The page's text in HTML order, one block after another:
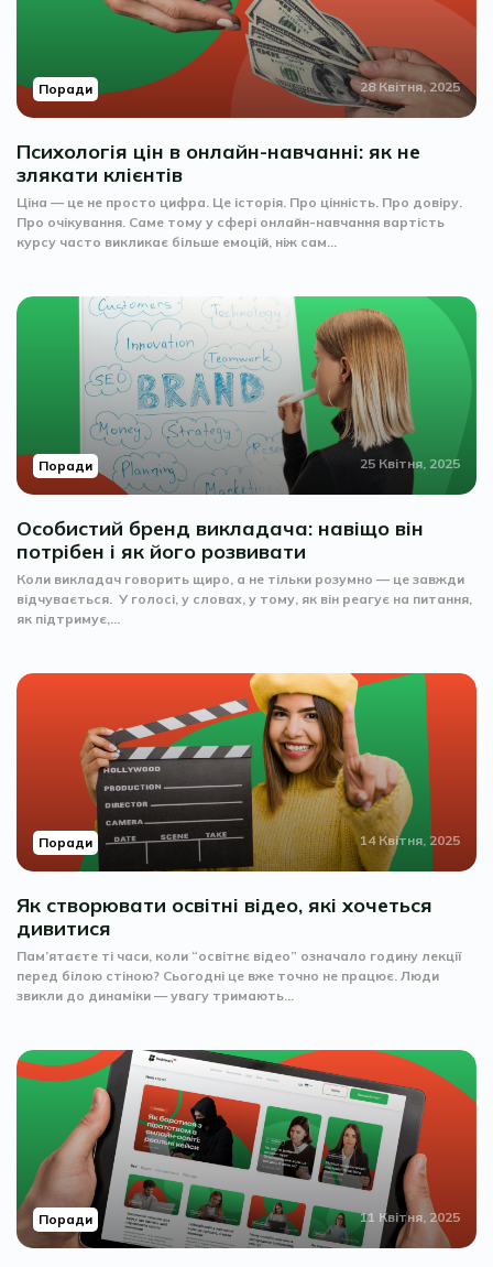
Поради 28 Квітня, 2025
Психологія цін в онлайн-навчанні: як не
злякати клієнтів
Ціна — це не просто цифра. Це історія. Про цінність. Про довіру.
Про очікування. Саме тому у сфері онлайн-навчання вартість
курсу часто викликає більше емоцій, ніж сам...
Поради 25 Квітня, 2025
Особистий бренд викладача: навіщо він
потрібен і як його розвивати
Коли викладач говорить щиро, а не тільки розумно — це завжди
відчувається. У голосі, у словах, у тому, як він реагує на питання,
як підтримує,...
Поради 14 Квітня, 2025
Як створювати освітні відео, які хочеться
дивитися
Пам’ятаєте ті часи, коли “освітнє відео” означало годину лекції
перед білою стіною? Сьогодні це вже точно не працює. Люди
звикли до динаміки — увагу тримають...
Поради 11 Квітня, 2025